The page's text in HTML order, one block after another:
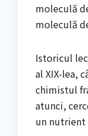
moleculă
moleculă
Istoricul
al XIX-lea,
chimistul
atunci,
un nutrient